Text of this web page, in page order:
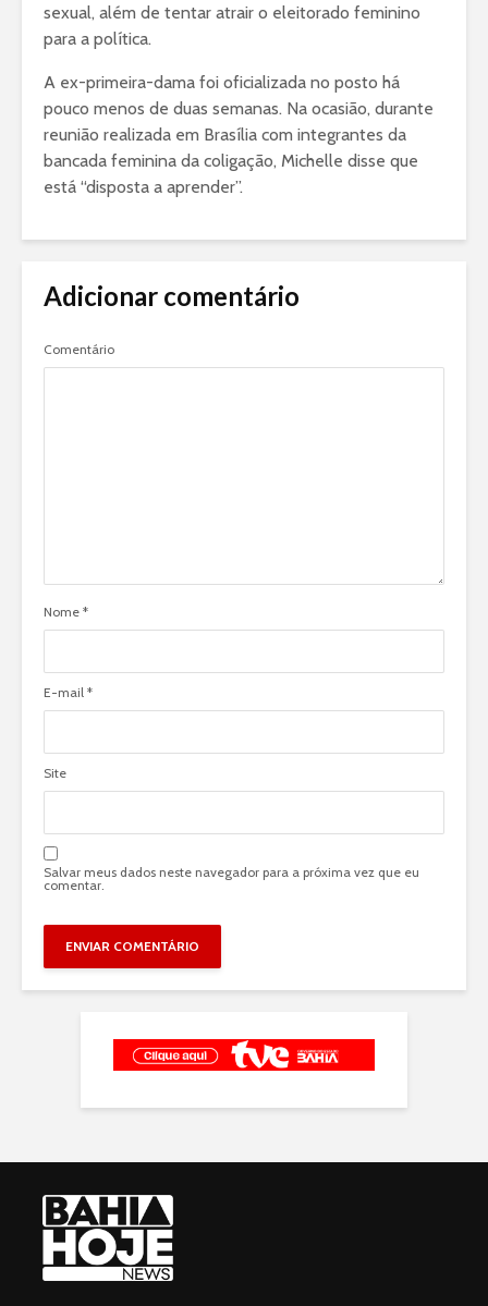
sexual, além de tentar atrair o eleitorado feminino
para a política.
A ex-primeira-dama foi oficializada no posto há
pouco menos de duas semanas. Na ocasião, durante
reunião realizada em Brasília com integrantes da
bancada feminina da coligação, Michelle disse que
está “disposta a aprender”.
Adicionar comentário
Comentário
Nome *
E-mail *
Site
Salvar meus dados neste navegador para a próxima vez que eu
comentar.